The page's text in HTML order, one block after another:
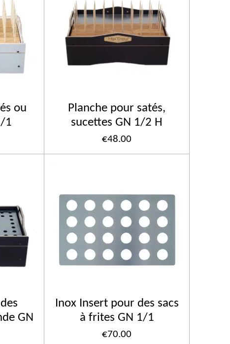
ou
1
Planche pour satés,
sucettes GN 1/2 H
€48.00
GN
Inox Insert pour des sacs
à frites GN 1/1
€70.00